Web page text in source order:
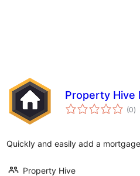
Property Hive
(0)
Quickly and easily add a
Property Hive